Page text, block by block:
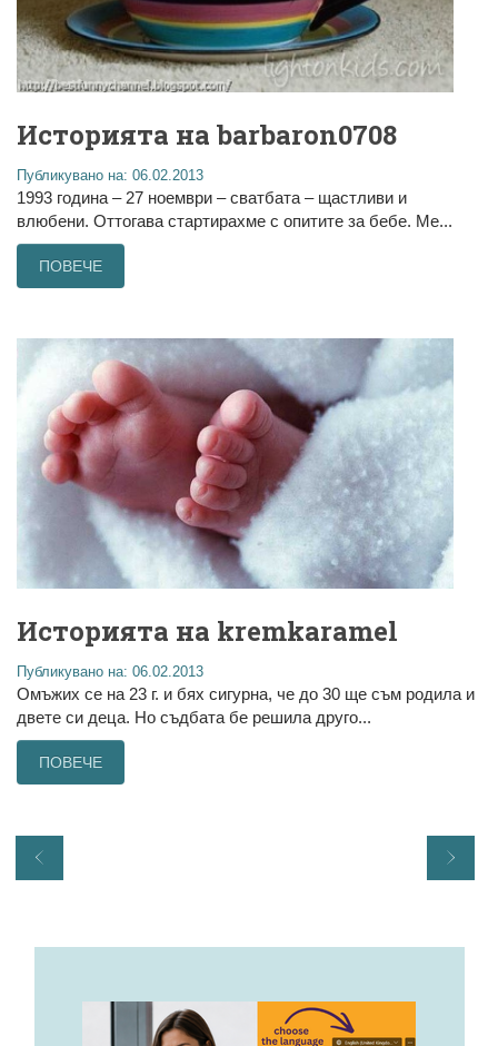
Историята на barbaron0708
Публикувано на: 06.02.2013
1993 година – 27 ноември – сватбата – щастливи и
влюбени. Оттогава стартирахме с опитите за бебе. Ме...
ПОВЕЧЕ
Историята на kremkaramel
Публикувано на: 06.02.2013
Омъжих се на 23 г. и бях сигурна, че до 30 ще съм родила и
двете си деца. Но съдбата бе решила друго...
ПОВЕЧЕ